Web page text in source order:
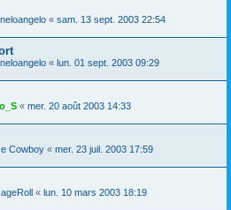
« sam. 13 sept. 2003 22:54
« lun. 01 sept. 2003 09:29
« mer. 20 août 2003 14:33
Cowboy « mer. 23 juil. 2003 17:59
« lun. 10 mars 2003 18:19